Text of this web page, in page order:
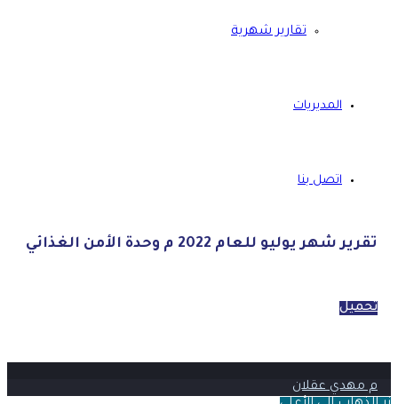
تقارير شهرية
المديريات
اتصل بنا
تقرير شهر يوليو للعام 2022 م وحدة الأمن الغذائي
تحميل
م مهدي عقلان